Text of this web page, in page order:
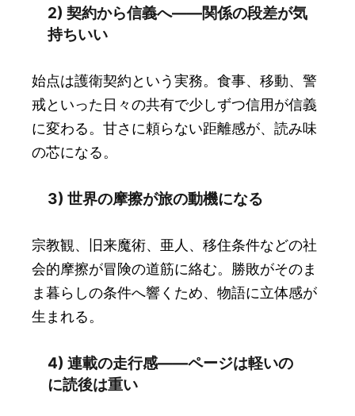
2) 契約から信義へ――関係の段差が気
持ちいい
始点は護衛契約という実務。食事、移動、警
戒といった日々の共有で少しずつ信用が信義
に変わる。甘さに頼らない距離感が、読み味
の芯になる。
3) 世界の摩擦が旅の動機になる
宗教観、旧来魔術、亜人、移住条件などの社
会的摩擦が冒険の道筋に絡む。勝敗がそのま
ま暮らしの条件へ響くため、物語に立体感が
生まれる。
4) 連載の走行感――ページは軽いの
に読後は重い